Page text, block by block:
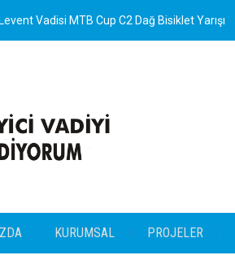
Vadisi MTB Cup C2 Dağ Bisiklet Yarışı
KURUMSAL PROJELER